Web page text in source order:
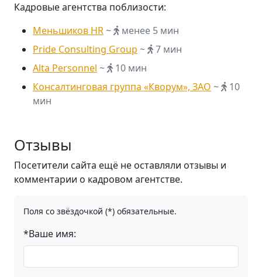
Кадровые агентства поблизости:
Меньшиков HR~
менее 5 мин
Pride Consulting Group ~
7 мин
Alta Personnel ~
10 мин
Консалтинговая группа «Кворум», ЗАО ~
10
мин
Отзывы
Посетители сайта ещё не оставляли отзывы и
комментарии о кадровом агентстве.
Поля со звёздочкой (*) обязательные.
*Ваше имя: